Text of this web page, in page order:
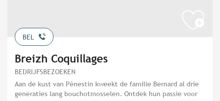
BEL
Breizh Coquillages
BEDRIJFSBEZOEKEN
Aan de kust van Pénestin kweekt de familie Bernard al drie
generaties lang bouchotmosselen. Ontdek hun passie voor